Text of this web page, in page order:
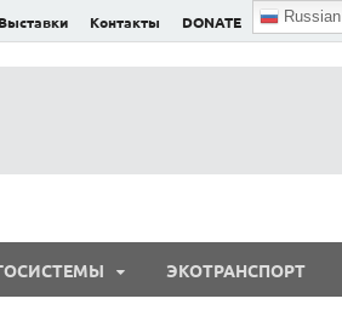
Выставки Контакты DONATE Russian
ЭКОТРАНСПОРТ